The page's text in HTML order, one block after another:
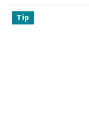
Tip